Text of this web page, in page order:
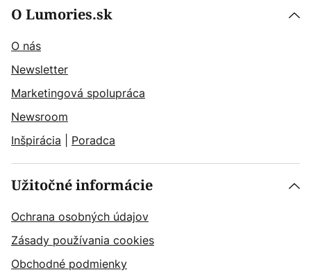
O Lumories.sk
O nás
Newsletter
Marketingová spolupráca
Newsroom
Inšpirácia
Poradca
Užitočné informácie
Ochrana osobných údajov
Zásady používania cookies
Obchodné podmienky